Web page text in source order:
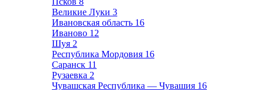
Великие Луки 3
Ивановская область 16
Иваново 12
Шуя 2
Республика Мордовия 16
Саранск 11
Рузаевка 2
Чувашская Республика — Чувашия 16